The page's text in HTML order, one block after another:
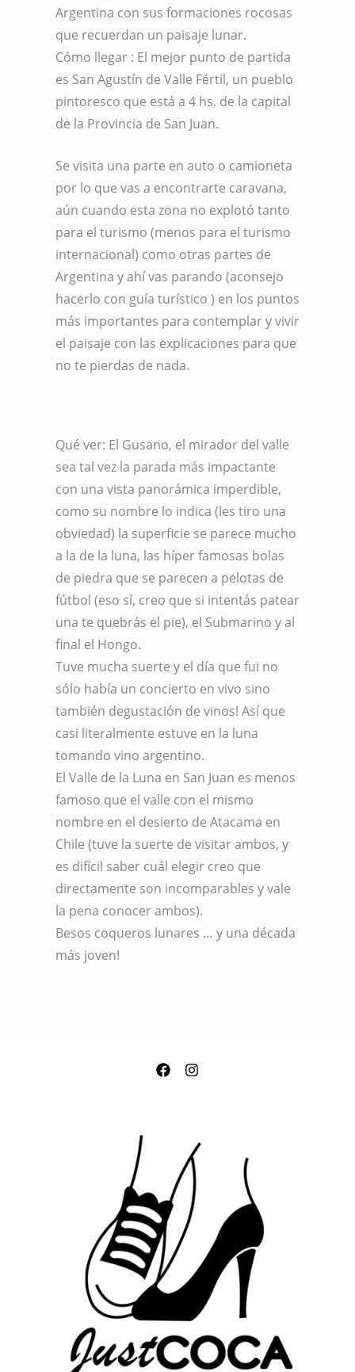
Argentina con sus formaciones rocosas
que recuerdan un paisaje lunar.
Cómo llegar : El mejor punto de partida
es San Agustín de Valle Fértil, un pueblo
pintoresco que está a 4 hs. de la capital
de la Provincia de San Juan.
Se visita una parte en auto o camioneta
por lo que vas a encontrarte caravana,
aún cuando esta zona no explotó tanto
para el turismo (menos para el turismo
internacional) como otras partes de
Argentina y ahí vas parando (aconsejo
hacerlo con guía turístico ) en los puntos
más importantes para contemplar y vivir
el paisaje con las explicaciones para que
no te pierdas de nada.
Qué ver: El Gusano, el mirador del valle
sea tal vez la parada más impactante
con una vista panorámica imperdible,
como su nombre lo indica (les tiro una
obviedad) la superficie se parece mucho
a la de la luna, las híper famosas bolas
de piedra que se parecen a pelotas de
fútbol (eso sí, creo que si intentás patear
una te quebrás el pie), el Submarino y al
final el Hongo.
Tuve mucha suerte y el día que fui no
sólo había un concierto en vivo sino
también degustación de vinos! Así que
casi literalmente estuve en la luna
tomando vino argentino.
El Valle de la Luna en San Juan es menos
famoso que el valle con el mismo
nombre en el desierto de Atacama en
Chile (tuve la suerte de visitar ambos, y
es difícil saber cuál elegir creo que
directamente son incomparables y vale
la pena conocer ambos).
Besos coqueros lunares … y una década
más joven!